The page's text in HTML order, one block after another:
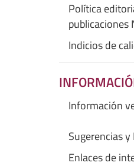
Política
publicaciones
Indicios de
Información
Sugerencias
Enlaces de